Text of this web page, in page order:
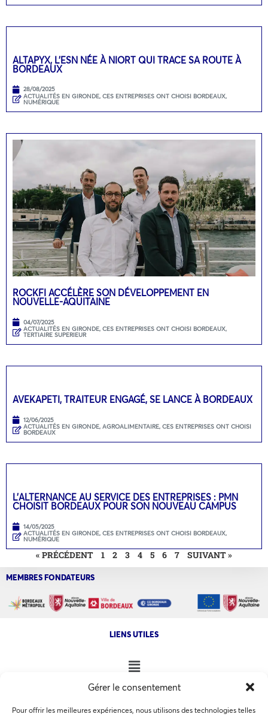
Gérer le consentement
Pour offrir les meilleures expériences, nous utilisons des technologies telles
ALTAPYX, L’ESN NÉE À NIORT QUI TRACE SA ROUTE À
BORDEAUX
28/08/2025
ACTUALITÉS EN GIRONDE, CES ENTREPRISES ONT CHOISI BORDEAUX,
NUMÉRIQUE
ROCKFI ACCÉLÈRE SON DÉVELOPPEMENT EN
NOUVELLE-AQUITAINE
04/07/2025
ACTUALITÉS EN GIRONDE, CES ENTREPRISES ONT CHOISI BORDEAUX,
TERTIAIRE SUPERIEUR
AVEKAPETI, TRAITEUR ENGAGÉ, SE LANCE À BORDEAUX
12/06/2025
ACTUALITÉS EN GIRONDE, AGROALIMENTAIRE, CES ENTREPRISES ONT CHOISI
BORDEAUX
L’ALTERNANCE AU SERVICE DES ENTREPRISES : PMN
CHOISIT BORDEAUX POUR SON NOUVEAU CAMPUS
14/05/2025
ACTUALITÉS EN GIRONDE, CES ENTREPRISES ONT CHOISI BORDEAUX,
NUMÉRIQUE
« PRÉCÉDENT 1 2 3 4 5 6 7 SUIVANT »
MEMBRES FONDATEURS
LIENS UTILES
NOS AUTRES SITES